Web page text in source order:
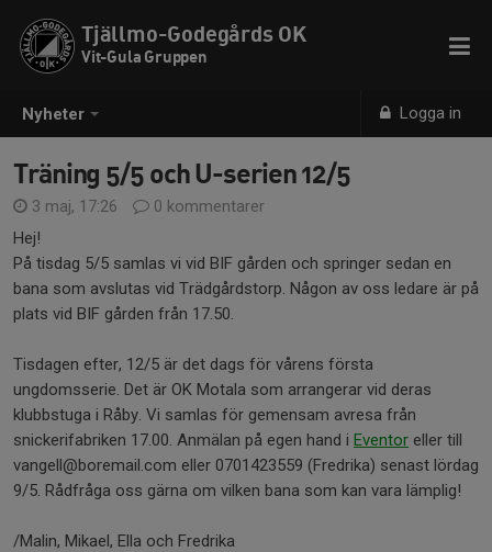
Nyheter Logga in
Tjällmo-Godegårds OK
Vit-Gula Gruppen
Träning 5/5 och U-serien 12/5
3 maj, 17:26
0 kommentarer
Hej!
På tisdag 5/5 samlas vi vid BIF gården och springer sedan en
bana som avslutas vid Trädgårdstorp. Någon av oss ledare är på
plats vid BIF gården från 17.50.
Tisdagen efter, 12/5 är det dags för vårens första
ungdomsserie. Det är OK Motala som arrangerar vid deras
klubbstuga i Råby. Vi samlas för gemensam avresa från
snickerifabriken 17.00. Anmälan på egen hand i Eventor eller till
vangell@boremail.com eller 0701423559 (Fredrika) senast lördag
9/5. Rådfråga oss gärna om vilken bana som kan vara lämplig!
/Malin, Mikael, Ella och Fredrika